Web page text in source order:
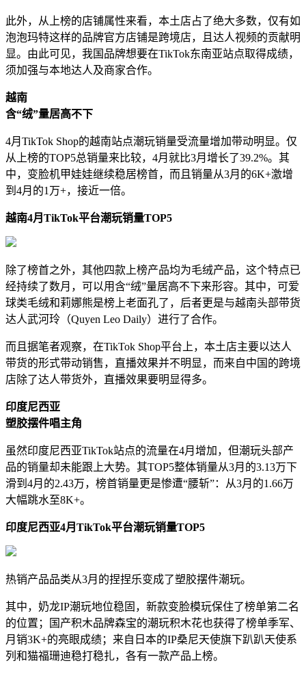
此外，从上榜的店铺属性来看，本土店占了绝大多数，仅有如
泡泡玛特这样的品牌官方店铺是跨境店，且达人视频的贡献明
显。由此可见，我国品牌想要在TikTok东南亚站点取得成绩，
须加强与本地达人及商家合作。
越南
含“绒”量居高不下
4月TikTok Shop的越南站点潮玩销量受流量增加带动明显。仅
从上榜的TOP5总销量来比较，4月就比3月增长了39.2%。其
中，变脸机甲娃娃继续稳居榜首，而且销量从3月的6K+激增
到4月的1万+，接近一倍。
越南4月 TikTok平台潮玩销量TOP5
除了榜首之外，其他四款上榜产品均为毛绒产品，这个特点已
经持续了数月，可以用含“绒”量居高不下来形容。其中，可爱
球类毛绒和莉娜熊是榜上老面孔了，后者更是与越南头部带货
达人武河玲（Quyen Leo Daily）进行了合作。
而且据笔者观察，在TikTok Shop平台上，本土店主要以达人
带货的形式带动销售，直播效果并不明显，而来自中国的跨境
店除了达人带货外，直播效果要明显得多。
印度尼西亚
塑胶摆件唱主角
虽然印度尼西亚TikTok站点的流量在4月增加，但潮玩头部产
品的销量却未能跟上大势。其TOP5整体销量从3月的3.13万下
滑到4月的2.43万，榜首销量更是惨遭“腰斩”：从3月的1.66万
大幅跳水至8K+。
印度尼西亚4月 TikTok平台潮玩销量TOP5
热销产品品类从3月的捏捏乐变成了塑胶摆件潮玩。
其中，奶龙IP潮玩地位稳固，新款变脸模玩保住了榜单第二名
的位置；国产积木品牌森宝的潮玩积木花也获得了榜单季军、
月销3K+的亮眼成绩；来自日本的IP桑尼天使旗下趴趴天使系
列和猫福珊迪稳打稳扎，各有一款产品上榜。